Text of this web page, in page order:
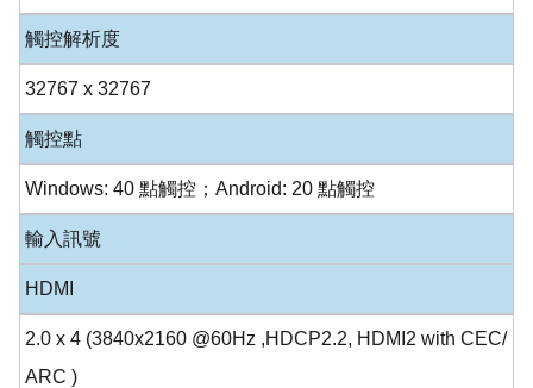
觸控解析度
32767 x 32767
觸控點
Windows: 40 點觸控；Android: 20 點觸控
輸入訊號
HDMI
2.0 x 4 (3840x2160 @60Hz ,HDCP2.2, HDMI2 with CEC/
ARC )